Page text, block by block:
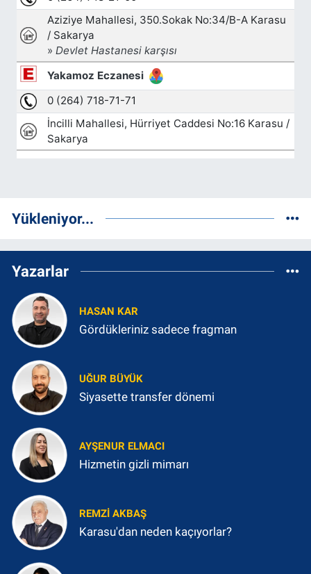
Yükleniyor...
Yazarlar
HASAN KAR
Gördükleriniz sadece fragman
UĞUR BÜYÜK
Siyasette transfer dönemi
AYŞENUR ELMACI
Hizmetin gizli mimarı
REMZI AKBAŞ
Karasu'dan neden kaçıyorlar?